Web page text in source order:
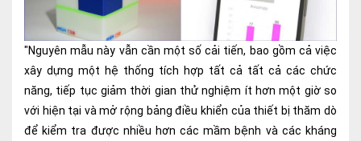
"Nguyên mẫu này vẫn cần một số cải tiến, bao gồm cả việc
xây dựng một hệ thống tích hợp tất cả tất cả các chức
năng, tiếp tục giảm thời gian thử nghiệm ít hơn một giờ so
với hiện tại và mở rộng bảng điều khiển của thiết bị thăm dò
để kiểm tra được nhiều hơn các mầm bệnh và các kháng